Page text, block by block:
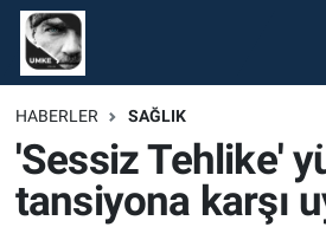
HABERLER SAĞLIK
'Sessiz Tehlike'
tansiyona karşı
Gündem
Ekonomi
Spor
Nöbetçi Eczaneler
Hava Durumu
Namaz Vakitleri